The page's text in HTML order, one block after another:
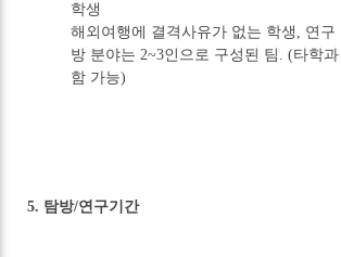
학생
해외여행에 결격사유가 없는 학생, 연구
방 분야는 2~3인으로 구성된 팀. (타학
함 가능)
5. 탐방/연구기간